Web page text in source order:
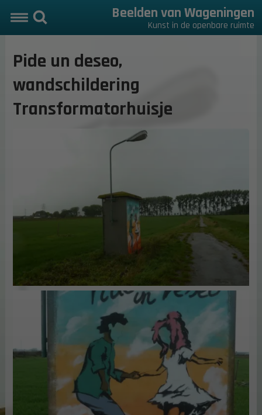
Beelden van Wageningen
Kunst in de openbare ruimte
Pide un deseo,
wandschildering
Transformatorhuisje